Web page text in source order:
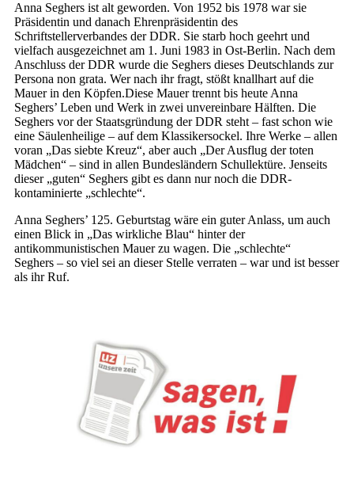
Anna Seghers ist alt geworden. Von 1952 bis 1978 war sie
Präsidentin und danach Ehrenpräsidentin des
Schriftstellerverbandes der DDR. Sie starb hoch geehrt und
vielfach ausgezeichnet am 1. Juni 1983 in Ost-Berlin. Nach dem
Anschluss der DDR wurde die Seghers dieses Deutschlands zur
Persona non grata. Wer nach ihr fragt, stößt knallhart auf die
Mauer in den Köpfen.Diese Mauer trennt bis heute Anna
Seghers’ Leben und Werk in zwei unvereinbare Hälften. Die
Seghers vor der Staatsgründung der DDR steht – fast schon wie
eine Säulenheilige – auf dem Klassikersockel. Ihre Werke – allen
voran „Das siebte Kreuz“, aber auch „Der Ausflug der toten
Mädchen“ – sind in allen Bundesländern Schullektüre. Jenseits
dieser „guten“ Seghers gibt es dann nur noch die DDR-
kontaminierte „schlechte“.
Anna Seghers’ 125. Geburtstag wäre ein guter Anlass, um auch
einen Blick in „Das wirkliche Blau“ hinter der
antikommunistischen Mauer zu wagen. Die „schlechte“
Seghers – so viel sei an dieser Stelle verraten – war und ist besser
als ihr Ruf.